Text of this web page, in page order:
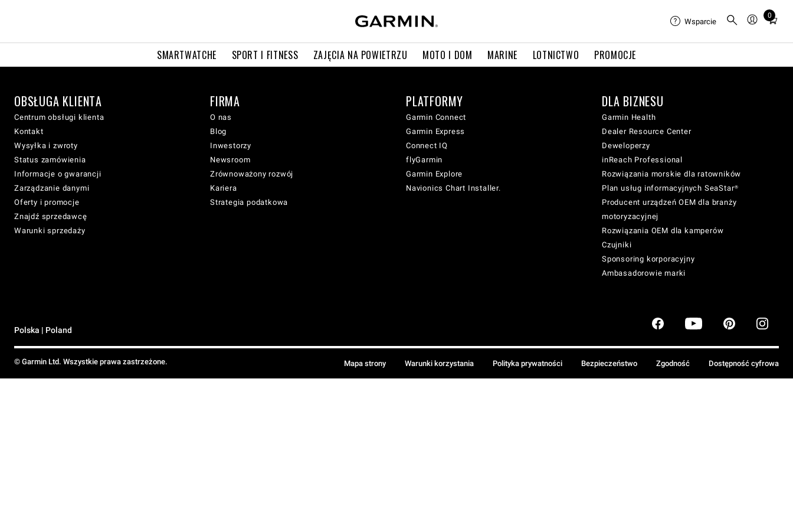
SMARTWATCHE SPORT I FITNESS ZAJĘCIA NA POWIETRZU MOTO I DOM MARINE LOTNICTWO PROMOCJE
Wsparcie
0
Total
cart:
OBSŁUGA KLIENTA
Centrum obsługi klienta
Kontakt
Wysyłka i zwroty
Status zamówienia
Informacje o gwarancji
Zarządzanie danymi
Oferty i promocje
Znajdź sprzedawcę
Warunki sprzedaży
FIRMA
O nas
Blog
Inwestorzy
Newsroom
Zrównoważony rozwój
Kariera
Strategia podatkowa
PLATFORMY
Garmin Connect
Garmin Express
Connect IQ
flyGarmin
Garmin Explore
Navionics Chart Installer.
DLA BIZNESU
Garmin Health
Dealer Resource Center
Deweloperzy
inReach Professional
Rozwiązania morskie dla ratowników
Plan usług informacyjnych SeaStar®
Producent urządzeń OEM dla branży
motoryzacyjnej
Rozwiązania OEM dla kamperów
Czujniki
Sponsoring korporacyjny
Ambasadorowie marki
Polska | Poland
© Garmin Ltd. Wszystkie prawa zastrzeżone. Mapa strony Warunki korzystania Polityka prywatności Bezpieczeństwo Zgodność Dostępność cyfrowa